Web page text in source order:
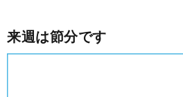
来週は節分です